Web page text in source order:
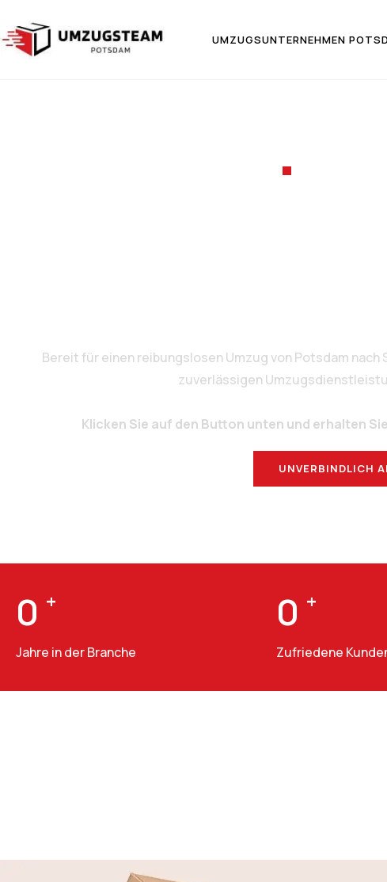
UMZUGSUNTERNEHMEN
Bereit für einen reibungslosen Umzug von Potsdam
zuverlässigen
Klicken Sie auf den Button unten und erhalten Sie
UNVERBINDLICH
0 +
Jahre in der Branche
0 +
Zufriedene